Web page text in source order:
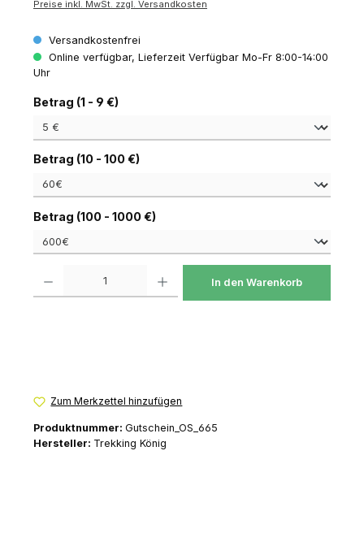
Preise inkl. MwSt. zzgl. Versandkosten
Versandkostenfrei
Online verfügbar, Lieferzeit Verfügbar Mo-Fr 8:00-14:00
Uhr
Betrag (1 - 9 €)auswählen
Betrag (10 - 100 €)auswählen
Betrag (100 - 1000 €)auswählen
In den Warenkorb
Zum Merkzettel hinzufügen
Produktnummer: Gutschein_OS_665
Hersteller: Trekking König